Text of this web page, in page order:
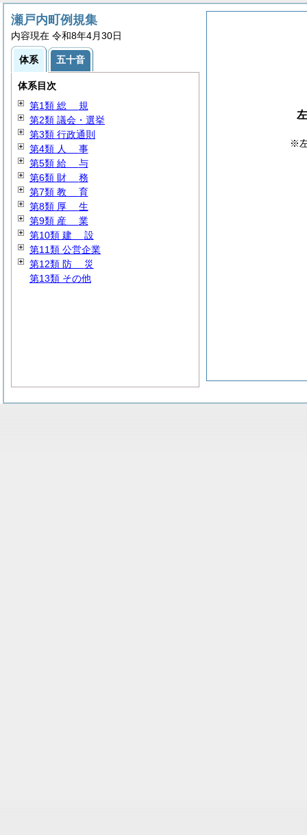
※
瀬戸内町例規集
内容現在 令和8年4月30日
体系 五十音
体系目次
第1類 総 規
第2類 議会・選挙
第3類 行政通則
第4類 人 事
第5類 給 与
第6類 財 務
第7類 教 育
第8類 厚 生
第9類 産 業
第10類 建 設
第11類 公営企業
第12類 防 災
第13類 その他